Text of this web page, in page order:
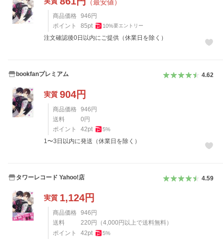
（最安値）
商品価格 946 円
ポイント
85pt 10%要エントリー
注文確認後0日以内にご提供（休業日を除く）
bookfanプレミアム 4.62
実質 904円
商品価格 946 円
送料
0 円
ポイント
42pt 5%
1〜3日以内に発送（休業日を除く）
タワーレコード Yahoo!店 4.59
実質 1,124円
商品価格 946 円
送料
220 円 （4,000 円以上で送料無料）
ポイント
42pt 5%